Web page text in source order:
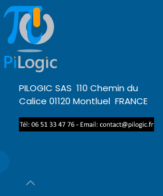
PILOGIC SAS 110 Chemin du
Calice 01120 Montluel FRANCE